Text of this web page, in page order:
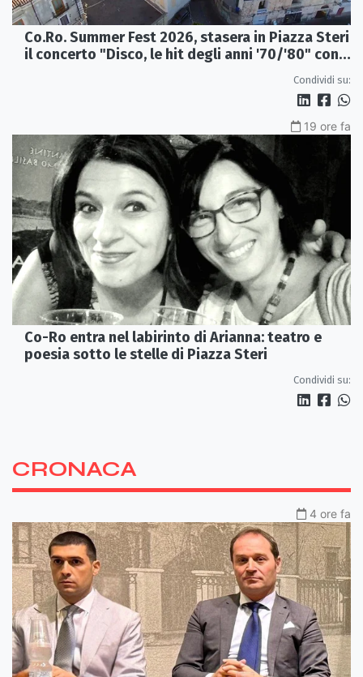
Co.Ro. Summer Fest 2026, stasera in Piazza Steri
il concerto "Disco, le hit degli anni '70/'80" con
Condividi su:
19 ore fa
Co-Ro entra nel labirinto di Arianna: teatro e
poesia sotto le stelle di Piazza Steri
Condividi su:
CRONACA
4 ore fa